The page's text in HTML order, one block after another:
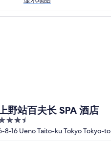
野站百夫长 SPA 酒店
8-16 Ueno Taito-ku Tokyo Tokyo-to